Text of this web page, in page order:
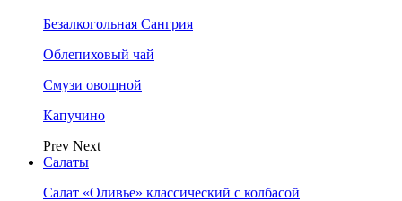
Безалкогольная Сангрия
Облепиховый чай
Смузи овощной
Капучино
Prev Next
Салаты
Салат «Оливье» классический с колбасой